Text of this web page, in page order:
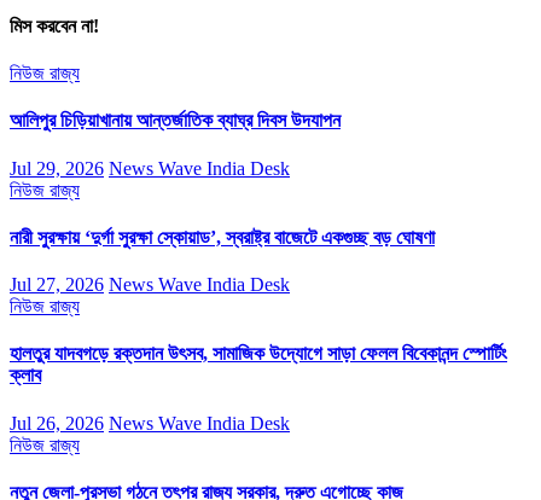
মিস করবেন না!
নিউজ রাজ্য
আলিপুর চিড়িয়াখানায় আন্তর্জাতিক ব্যাঘ্র দিবস উদযাপন
Jul 29, 2026 News Wave India Desk
নিউজ রাজ্য
নারী সুরক্ষায় ‘দুর্গা সুরক্ষা স্কোয়াড’, স্বরাষ্ট্র বাজেটে একগুচ্ছ বড় ঘোষণা
Jul 27, 2026 News Wave India Desk
নিউজ রাজ্য
হালতুর যাদবগড়ে রক্তদান উৎসব, সামাজিক উদ্যোগে সাড়া ফেলল বিবেকানন্দ স্পোর্টিং
ক্লাব
Jul 26, 2026 News Wave India Desk
নিউজ রাজ্য
নতুন জেলা-পুরসভা গঠনে তৎপর রাজ্য সরকার, দ্রুত এগোচ্ছে কাজ